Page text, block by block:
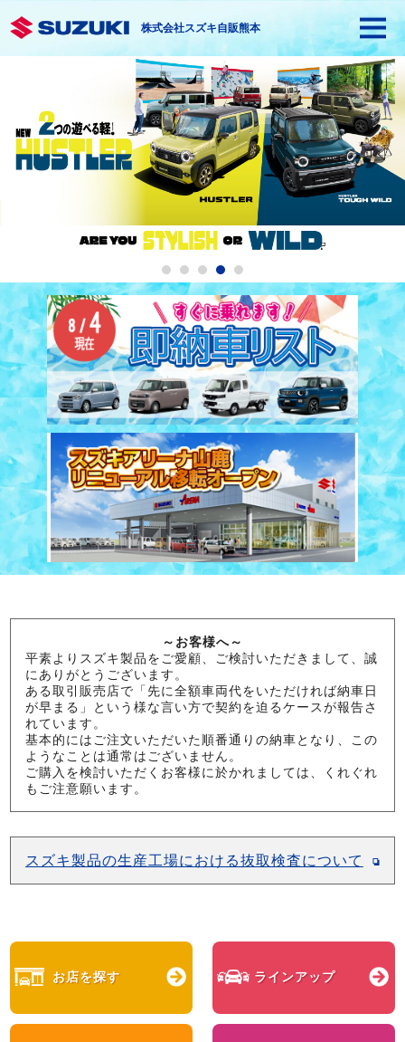
株式会社スズキ自販熊本
～お客様へ～
平素よりスズキ製品をご愛顧、ご検討いただきまして、誠
にありがとうございます。
ある取引販売店で「先に全額車両代をいただければ納車日
が早まる」という様な言い方で契約を迫るケースが報告さ
れています。
基本的にはご注文いただいた順番通りの納車となり、この
ようなことは通常はございません。
ご購入を検討いただくお客様に於かれましては、くれぐれ
もご注意願います。
スズキ製品の生産工場における抜取検査について
お店を探す ラインアップ